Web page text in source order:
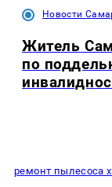
Новости
Житель
по
ремонт пылесоса